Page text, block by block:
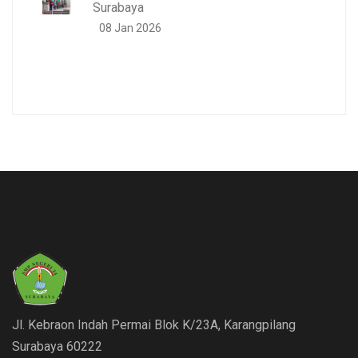
Surabaya
08 Jan 2026
Jl. Kebraon Indah Permai Blok K/23A, Karangpilang
Surabaya 60222